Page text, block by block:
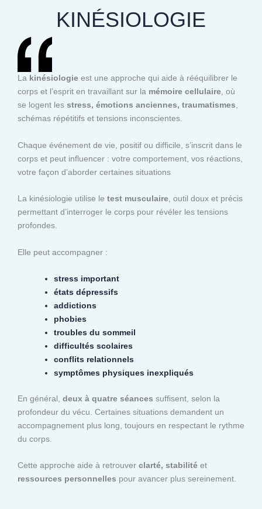
KINÉSIOLOGIE
La kinésiologie est une approche qui aide à rééquilibrer le
corps et l’esprit en travaillant sur la mémoire cellulaire, où
se logent les stress, émotions anciennes, traumatismes,
schémas répétitifs et tensions inconscientes.
Chaque événement de vie, positif ou difficile, s’inscrit dans le
corps et peut influencer : votre comportement, vos réactions,
votre façon d’aborder certaines situations
La kinésiologie utilise le test musculaire, outil doux et précis
permettant d’interroger le corps pour révéler les tensions
profondes.
Elle peut accompagner :
stress important
états dépressifs
addictions
phobies
troubles du sommeil
difficultés scolaires
conflits relationnels
symptômes physiques inexpliqués
En général, deux à quatre séances suffisent, selon la
profondeur du vécu. Certaines situations demandent un
accompagnement plus long, toujours en respectant le rythme
du corps.
Cette approche aide à retrouver clarté, stabilité et
ressources personnelles pour avancer plus sereinement.